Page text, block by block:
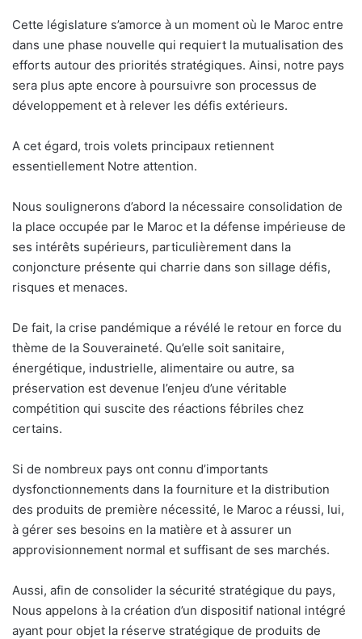
Cette législature s’amorce à un moment où le Maroc entre
dans une phase nouvelle qui requiert la mutualisation des
efforts autour des priorités stratégiques. Ainsi, notre pays
sera plus apte encore à poursuivre son processus de
développement et à relever les défis extérieurs.
A cet égard, trois volets principaux retiennent
essentiellement Notre attention.
Nous soulignerons d’abord la nécessaire consolidation de
la place occupée par le Maroc et la défense impérieuse de
ses intérêts supérieurs, particulièrement dans la
conjoncture présente qui charrie dans son sillage défis,
risques et menaces.
De fait, la crise pandémique a révélé le retour en force du
thème de la Souveraineté. Qu’elle soit sanitaire,
énergétique, industrielle, alimentaire ou autre, sa
préservation est devenue l’enjeu d’une véritable
compétition qui suscite des réactions fébriles chez
certains.
Si de nombreux pays ont connu d’importants
dysfonctionnements dans la fourniture et la distribution
des produits de première nécessité, le Maroc a réussi, lui,
à gérer ses besoins en la matière et à assurer un
approvisionnement normal et suffisant de ses marchés.
Aussi, afin de consolider la sécurité stratégique du pays,
Nous appelons à la création d’un dispositif national intégré
ayant pour objet la réserve stratégique de produits de